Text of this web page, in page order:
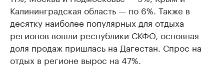
Калининградская область — по 6%. Также в
десятку наиболее популярных для отдыха
регионов вошли республики СКФО, основная
доля продаж пришлась на Дагестан. Спрос на
отдых в регионе вырос на 47%.